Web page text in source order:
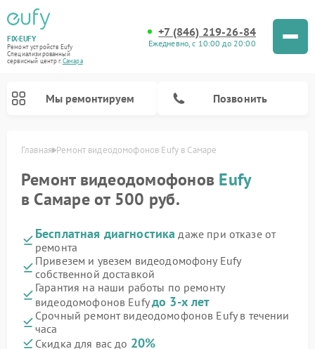
FIX-EUFY
Ремонт устройств Eufy
Специализированный
cервисный центр г.Самара
+7 (846) 219-26-84
Ежедневно, с 10:00 до 20:00
Мы ремонтируем Позвонить
Главная Ремонт видеодомофонов Eufy в Самаре
Ремонт видеодомофонов Eufy
в Самаре от 500 руб.
Бесплатная диагностика даже при отказе от
ремонта
Привезем и увезем видеодомофону Eufy
собственной доставкой
Гарантия на наши работы по ремонту
видеодомофонов Eufyдо 3-х лет
Срочный ремонт видеодомофонов Eufy в течении
часа
Скидка для вас до 20%